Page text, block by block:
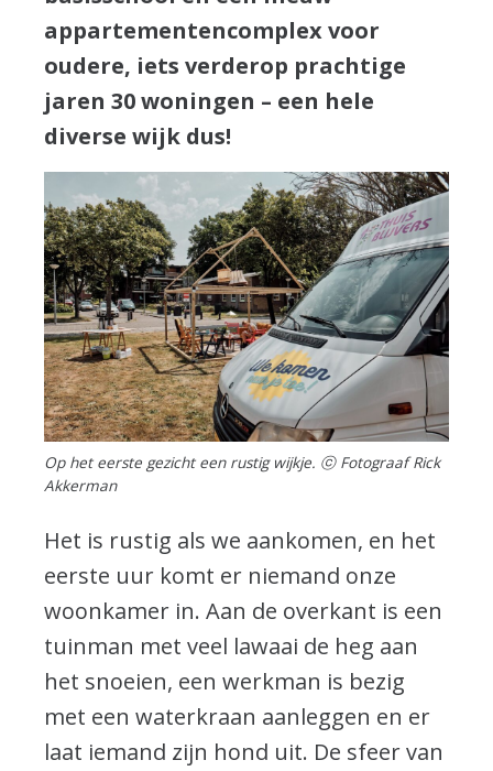
appartementencomplex voor
oudere, iets verderop prachtige
jaren 30 woningen – een hele
diverse wijk dus!
Op het eerste gezicht een rustig wijkje. ⓒ Fotograaf Rick
Akkerman
Het is rustig als we aankomen, en het
eerste uur komt er niemand onze
woonkamer in. Aan de overkant is een
tuinman met veel lawaai de heg aan
het snoeien, een werkman is bezig
met een waterkraan aanleggen en er
laat iemand zijn hond uit. De sfeer van